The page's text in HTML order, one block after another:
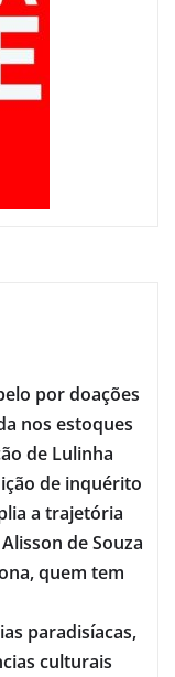
por doações
nos estoques
de Lulinha
de inquérito
a trajetória
de Souza
quem tem
paradisíacas,
culturais